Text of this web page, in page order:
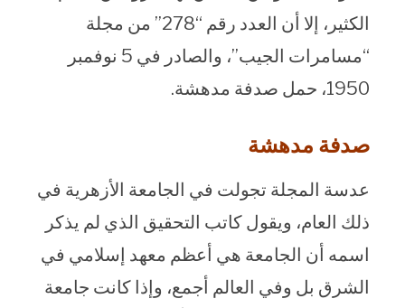
الكثير، إلا أن العدد رقم “278” من مجلة
“مسامرات الجيب”، والصادر في 5 نوفمبر
1950، حمل صدفة مدهشة.
صدفة مدهشة
عدسة المجلة تجولت في الجامعة الأزهرية في
ذلك العام، ويقول كاتب التحقيق الذي لم يذكر
اسمه أن الجامعة هي أعظم معهد إسلامي في
الشرق بل وفي العالم أجمع، وإذا كانت جامعة